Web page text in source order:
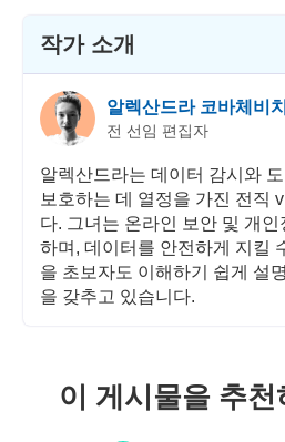
작가 소개
알렉산드라 코바체비치
전 선임 편집자
알렉산드라는 데이터 감시와
보호하는 데 열정을 가진 전직
다. 그녀는 온라인 보안 및 개
하며, 데이터를 안전하게 지킬
을 초보자도 이해하기 쉽게 설
을 갖추고 있습니다.
이 게시물을 추